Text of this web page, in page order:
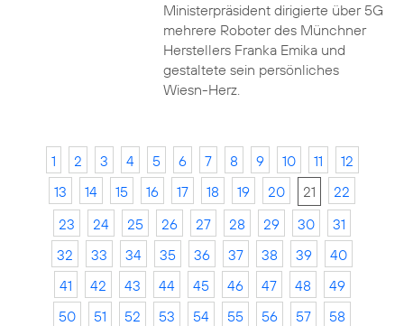
Ministerpräsident dirigierte über 5G
mehrere Roboter des Münchner
Herstellers Franka Emika und
gestaltete sein persönliches
Wiesn-Herz.
1 2 3 4 5 6 7 8 9 10 11
12
13
14 15 16 17 18 19 20 21
22
23
24 25 26 27 28 29 30
31
32
33 34 35 36 37 38 39
40
41
42 43 44 45 46 47 48
49
50
51 52 53 54 55 56 57
58